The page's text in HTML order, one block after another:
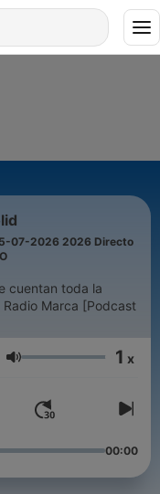
07-2026 2026 Directo
cuentan toda la
Marca [Podcast
Volumen 1 x
00:00